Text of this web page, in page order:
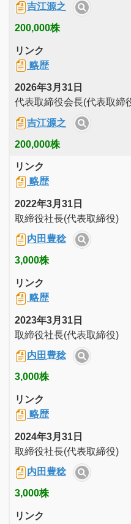
吉江源之
200,000株
リンク
略歴
2026年3月31日
代表取締役会長(代表取締
吉江源之
200,000株
リンク
略歴
2022年3月31日
取締役社長(代表取締役)
内田豊稔
3,000株
リンク
略歴
2023年3月31日
取締役社長(代表取締役)
内田豊稔
3,000株
リンク
略歴
2024年3月31日
取締役社長(代表取締役)
内田豊稔
3,000株
リンク